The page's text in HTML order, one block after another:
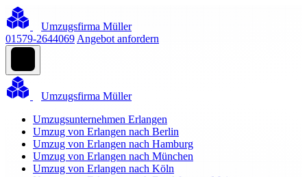
Umzugsfirma Müller
01579-2644069 Angebot anfordern
Umzugsfirma Müller
Umzugsunternehmen Erlangen
Umzug von Erlangen nach Berlin
Umzug von Erlangen nach Hamburg
Umzug von Erlangen nach München
Umzug von Erlangen nach Köln